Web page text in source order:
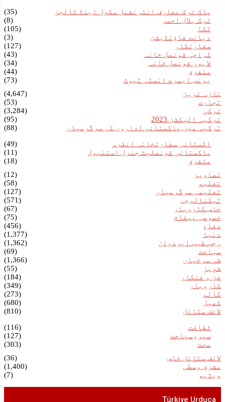
پاک ترک معارف انٹرنشنل سکول اینڈ کالجز
(35)
ترک ہلال احمر
(8)
ٹکا
(105)
دیانت فاؤنڈیشن
(3)
سفارتکار
(127)
کراچی قونصل خانہ
(43)
لاہور قونصل خانہ
(34)
متفرق
(44)
یونس ایمرے انسٹی ٹیوٹ
(73)
تازہ ترین
(4,647)
تجارت
(53)
ترکی
(3,284)
ترکیہ الیکشن 2023
(95)
ترکیہ میں پاکستانی اداروں کی سرگرمیاں
(88)
اکستانی سفارتخانہ انقرہ
(49)
پاکستانی قونصلیٹ جنرل استنبول
(11)
متفرق
(18)
تصاویر
(12)
تعلیم
(58)
تعلیمی سرگرمیاں
(127)
ٹیکنالوجی
(571)
خاص کاروبار
(67)
خصوصی پیغام
(75)
دفاع
(456)
دنیا
(1,377)
رجب طیب ایردوان
(1,362)
سیاحت
(69)
شہ سرخیاں
(1,366)
شوبز
(55)
فن و فنکار
(184)
کاروبار
(349)
کالم
(273)
کھیل
(680)
لائف سٹائل
(810)
ثقافت
(116)
سیروسیاحت
(127)
صحت
(303)
لائف سٹائل خاص
(36)
مشرق وسطی
(1,400)
ویڈیو
(7)
Türkiye Urduca